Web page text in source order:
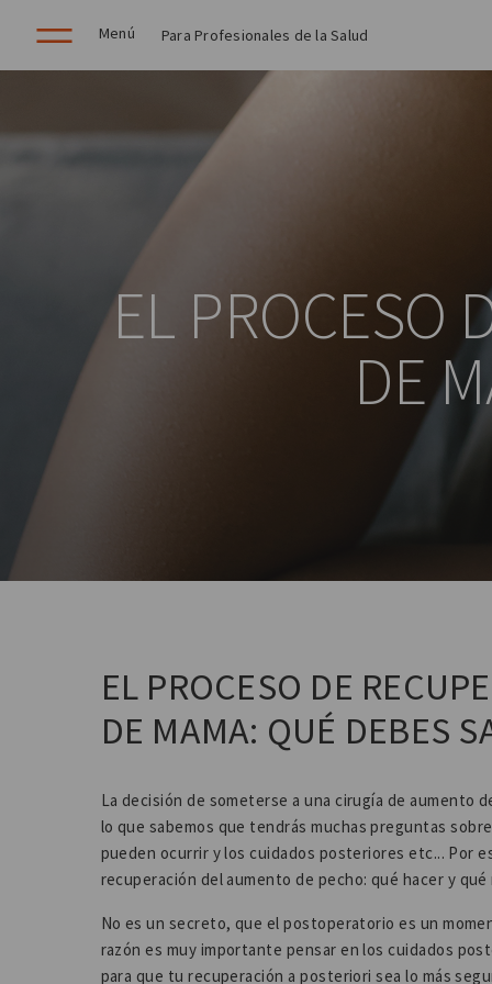
Menú Para Profesionales de la Salud
EL PROCESO
DE
EL PROCESO DE
DE MAMA: QUÉ DEBES
La decisión de someterse a una cirugía de aumento
lo que sabemos que tendrás muchas preguntas
pueden ocurrir y los cuidados posteriores etc... Por
recuperación del aumento de pecho: qué hacer y qué
No es un secreto, que el postoperatorio es un
razón es muy importante pensar en los cuidados
para que tu recuperación a posteriori sea lo más